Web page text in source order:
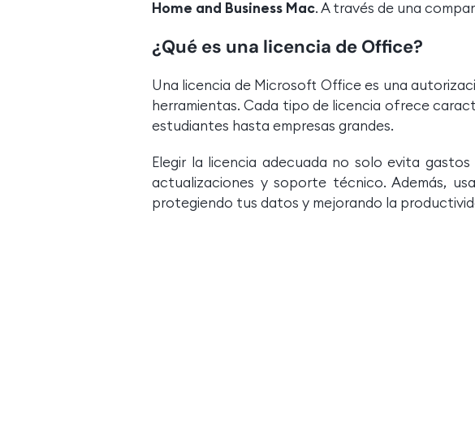
Home and Business Mac. A través de una
¿Qué es una licencia de Office?
Una licencia de Microsoft Office es una
herramientas. Cada tipo de licencia ofrece
estudiantes hasta empresas grandes.
Elegir la licencia adecuada no solo evita
actualizaciones y soporte técnico. Además,
protegiendo tus datos y mejorando la